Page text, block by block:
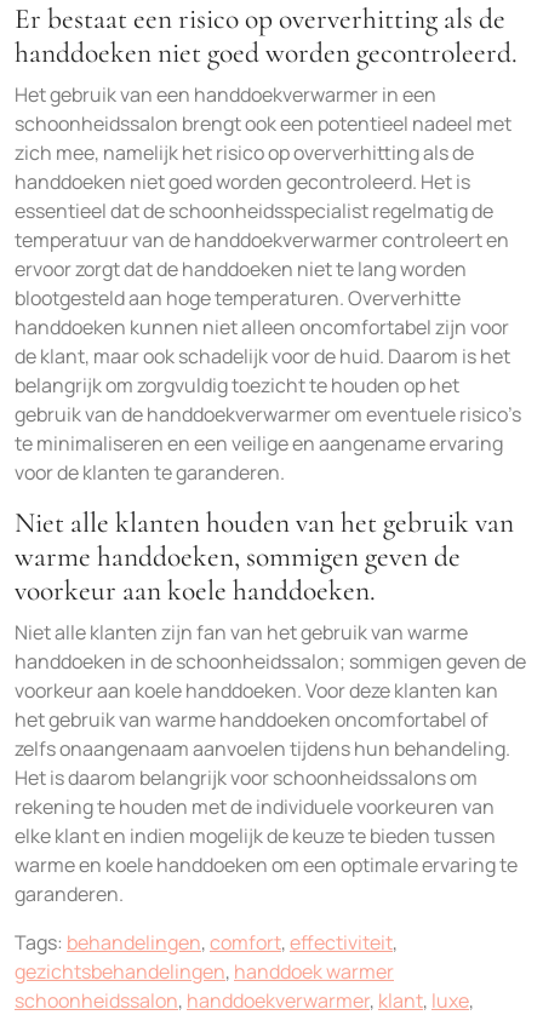
Er bestaat een risico op oververhitting als de
handdoeken niet goed worden gecontroleerd.
Het gebruik van een handdoekverwarmer in een
schoonheidssalon brengt ook een potentieel nadeel met
zich mee, namelijk het risico op oververhitting als de
handdoeken niet goed worden gecontroleerd. Het is
essentieel dat de schoonheidsspecialist regelmatig de
temperatuur van de handdoekverwarmer controleert en
ervoor zorgt dat de handdoeken niet te lang worden
blootgesteld aan hoge temperaturen. Oververhitte
handdoeken kunnen niet alleen oncomfortabel zijn voor
de klant, maar ook schadelijk voor de huid. Daarom is het
belangrijk om zorgvuldig toezicht te houden op het
gebruik van de handdoekverwarmer om eventuele risico’s
te minimaliseren en een veilige en aangename ervaring
voor de klanten te garanderen.
Niet alle klanten houden van het gebruik van
warme handdoeken, sommigen geven de
voorkeur aan koele handdoeken.
Niet alle klanten zijn fan van het gebruik van warme
handdoeken in de schoonheidssalon; sommigen geven de
voorkeur aan koele handdoeken. Voor deze klanten kan
het gebruik van warme handdoeken oncomfortabel of
zelfs onaangenaam aanvoelen tijdens hun behandeling.
Het is daarom belangrijk voor schoonheidssalons om
rekening te houden met de individuele voorkeuren van
elke klant en indien mogelijk de keuze te bieden tussen
warme en koele handdoeken om een optimale ervaring te
garanderen.
Tags: behandelingen,comfort,effectiviteit,
gezichtsbehandelingen, handdoek warmer
schoonheidssalon, handdoekverwarmer, klant, luxe,